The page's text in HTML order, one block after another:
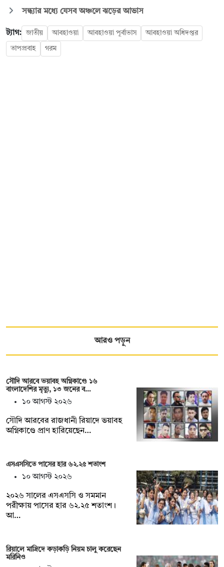
সন্ধ্যার মধ্যে যেসব অঞ্চলে ঝড়ের আভাস
ট্যাগ: জাতীয় আবহাওয়া আবহাওয়া পূর্বাভাস আবহাওয়া অধিদপ্তর
তাপপ্রবাহ গরম
আরও পড়ুন
সৌদি আরবে ভয়াবহ অগ্নিকাণ্ডে ১৬
বাংলাদেশির মৃত্যু, ১৩ জনের ব…
১০ আগস্ট ২০২৬
সৌদি আরবের রাজধানী রিয়াদে ভয়াবহ
অগ্নিকাণ্ডে প্রাণ হারিয়েছেন…
এসএসসিতে পাসের হার ৬২.২৫ শতাংশ
১০ আগস্ট ২০২৬
২০২৬ সালের এসএসসি ও সমমান
পরীক্ষায় পাসের হার ৬২.২৫ শতাংশ।
আ…
রিয়ালে মাদ্রিদে কড়াকড়ি নিয়ম চালু করেছেন
মরিনিও